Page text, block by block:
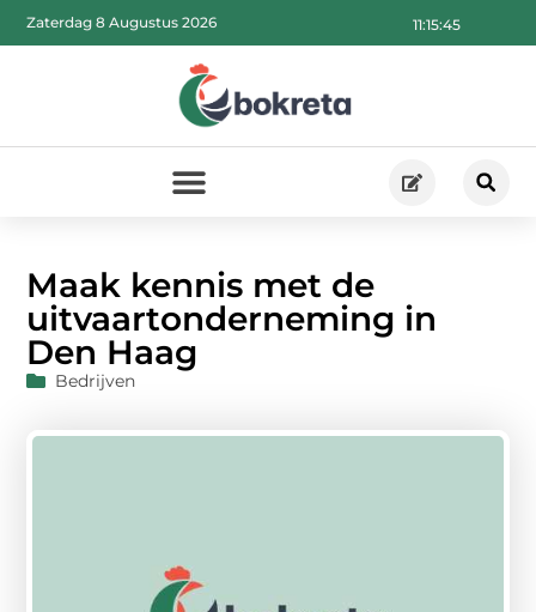
11:15:46
Zaterdag 8 Augustus 2026
Maak kennis met de
uitvaartonderneming in
Den Haag
Bedrijven